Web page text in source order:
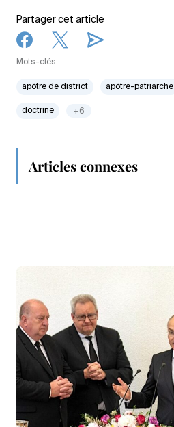
Partager cet article
Mots-clés
apôtre de district apôtre-patriarche
doctrine +6
Articles connexes